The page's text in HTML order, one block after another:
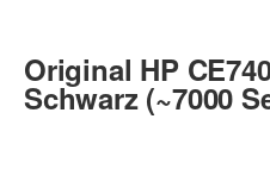
Original HP
Schwarz (~7000